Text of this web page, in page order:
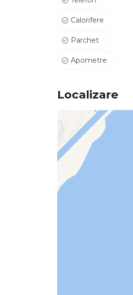
În concluzie,
investițional – o
investiție sigură pe
Calorifere
Parchet
Apometre
Localizare